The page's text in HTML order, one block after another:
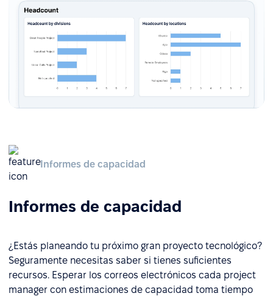
Informes de capacidad
Informes de capacidad
¿Estás planeando tu próximo gran proyecto tecnológico?
Seguramente necesitas saber si tienes suficientes
recursos. Esperar los correos electrónicos cada project
manager con estimaciones de capacidad toma tiempo